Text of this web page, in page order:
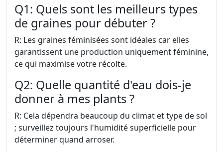
Q1: Quels sont les meilleurs types
de graines pour débuter ?
R: Les graines féminisées sont idéales car elles
garantissent une production uniquement féminine,
ce qui maximise votre récolte.
Q2: Quelle quantité d'eau dois-je
donner à mes plants ?
R: Cela dépendra beaucoup du climat et type de sol
; surveillez toujours l'humidité superficielle pour
déterminer quand arroser.